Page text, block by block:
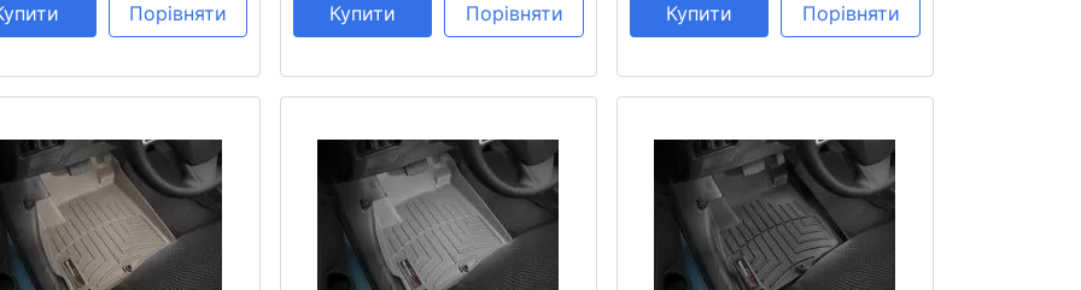
Порівняти Купити Порівняти Купити Порівняти